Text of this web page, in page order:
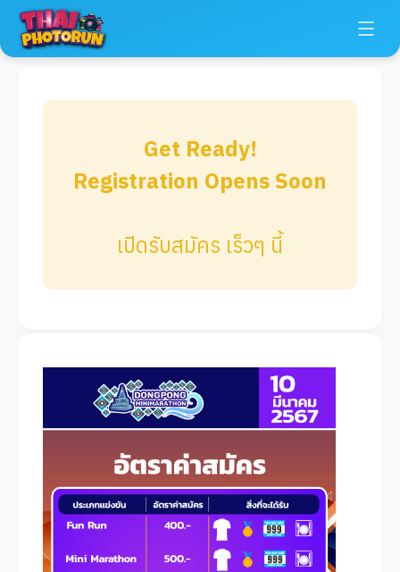
Get Ready!
Registration Opens Soon
เปิดรับสมัคร เร็วๆ นี้